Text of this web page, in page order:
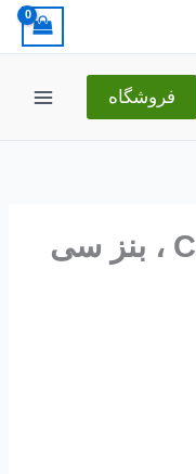
فروشگاه
باتری مرسدس بنز CL ، بنز سی